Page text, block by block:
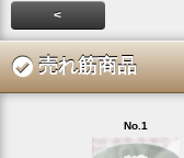
<
売れ筋商品
No.1